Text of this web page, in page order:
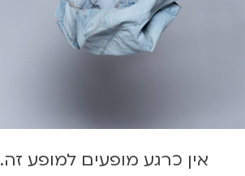
אין כרגע מופעים למופע זה.